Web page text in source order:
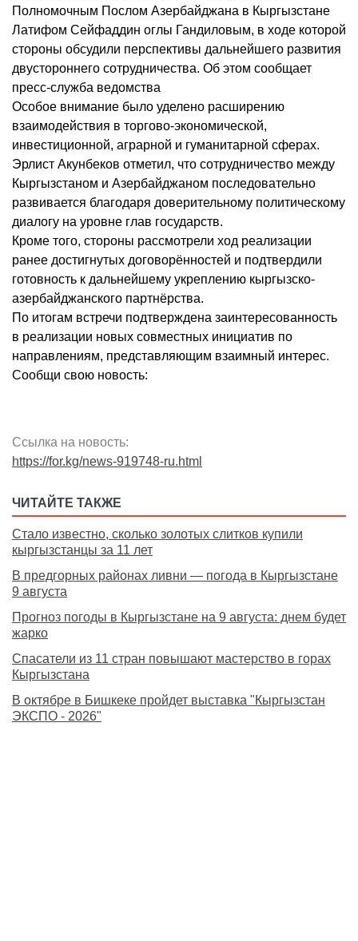
Полномочным Послом Азербайджана в Кыргызстане
Латифом Сейфаддин оглы Гандиловым, в ходе которой
стороны обсудили перспективы дальнейшего развития
двустороннего сотрудничества. Об этом сообщает
пресс-служба ведомства
Особое внимание было уделено расширению
взаимодействия в торгово-экономической,
инвестиционной, аграрной и гуманитарной сферах.
Эрлист Акунбеков отметил, что сотрудничество между
Кыргызстаном и Азербайджаном последовательно
развивается благодаря доверительному политическому
диалогу на уровне глав государств.
Кроме того, стороны рассмотрели ход реализации
ранее достигнутых договорённостей и подтвердили
готовность к дальнейшему укреплению кыргызско-
азербайджанского партнёрства.
По итогам встречи подтверждена заинтересованность
в реализации новых совместных инициатив по
направлениям, представляющим взаимный интерес.
Сообщи свою новость:
Ссылка на новость:
https://for.kg/news-919748-ru.html
ЧИТАЙТЕ ТАКЖЕ
Стало известно, сколько золотых слитков купили
кыргызстанцы за 11 лет
В предгорных районах ливни — погода в Кыргызстане
9 августа
Прогноз погоды в Кыргызстане на 9 августа: днем будет
жарко
Спасатели из 11 стран повышают мастерство в горах
Кыргызстана
В октябре в Бишкеке пройдет выставка "Кыргызстан
ЭКСПО - 2026"